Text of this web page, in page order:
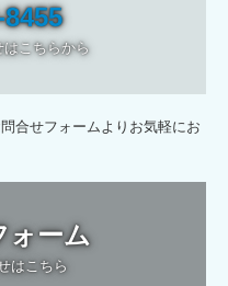
こちらから
合せフォームよりお気軽にお
ォーム
はこちら